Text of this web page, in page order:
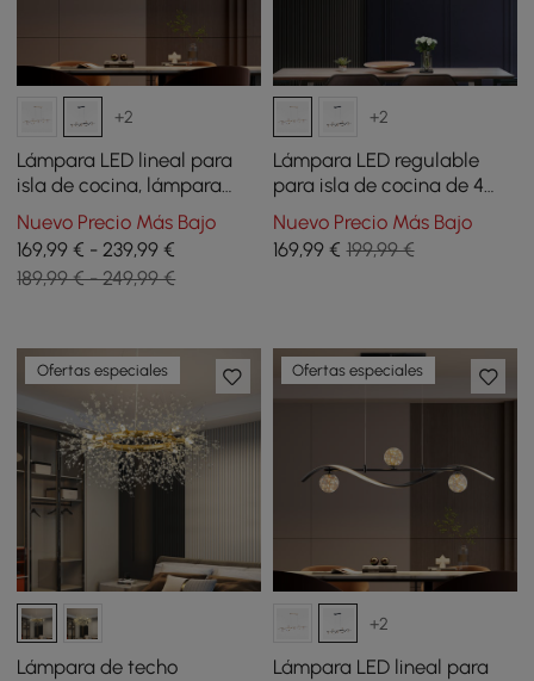
+2
Lámpara LED lineal para
isla de cocina, lámpara
negra regulable de 6 luces
con pantallas de globo de
vidrio
Nuevo Precio Más Bajo
169,99 € - 239,99 €
189,99 € - 249,99 €
+2
Lámpara LED regulable
para isla de cocina de 4
luces en dorado con
pantallas de cristal
Nuevo Precio Más Bajo
169,99€ 199,99 €
Ofertas especiales
Lámpara de techo
Ofertas especiales
+2
Lámpara LED lineal para